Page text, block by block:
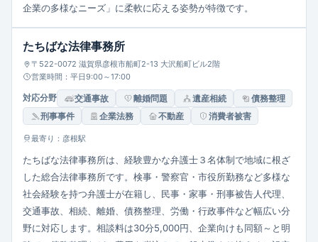
企業の多様なニーズ」に柔軟に応える姿勢が特徴です。
たちばな法律事務所
〒522-0072 滋賀県彦根市船町2-13 大沢船町ビル2階
営業時間：平日9:00～17:00
対応分野 交通事故 離婚問題 遺産相続
債務整理
刑事事件
企業法務 不動産 消費者被害
最寄り：彦根駅
たちばな法律事務所は、経験豊かな弁護士３名体制で地域に根ざ
した総合法律事務所です。検事・警察官・市役所勤務など多様な
社会経験を持つ弁護士が在籍し、民事・家事・刑事被告人代理、
交通事故、相続、離婚、債務整理、労働・行政事件など幅広い分
野に対応します。相談料は30分5,000円、企業向けも同額～と明